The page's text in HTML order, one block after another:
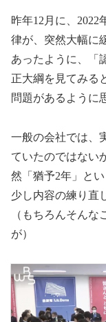
昨年12月に、
律が、突然大幅に
あったように、「
正大綱を見てみる
問題があるように
一般の会社では、
ていたのではない
然「猶予2年」と
少し内容の練り直
（もちろんそん
が）